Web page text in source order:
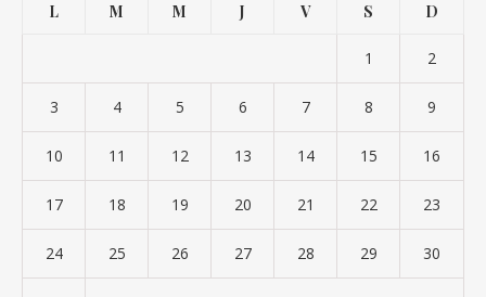
L M M J V S D
1 2
3 4 5 6 7 8 9
10 11 12 13 14 15 16
17 18 19 20 21 22 23
24 25 26 27 28 29 30